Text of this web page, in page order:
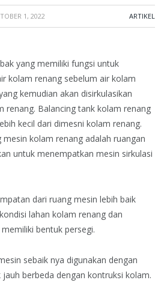
1, 2022 ARTIKEL
yang memiliki fungsi untuk
kolam renang sebelum air kolam
kemudian akan disirkulasikan
renang. Balancing tank kolam renang
kecil dari dimesni kolam renang.
mesin kolam renang adalah ruangan
untuk menempatkan mesin sirkulasi
dari ruang mesin lebih baik
lahan kolam renang dan
bentuk persegi.
sebaik nya digunakan dengan
berbeda dengan kontruksi kolam.